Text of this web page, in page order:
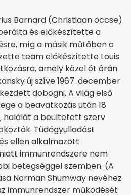
Barnard (Christiaan öccse)
és előkészítette a
míg a másik műtőben a
team előkészítette Louis
amely közel öt órán
új szíve 1967. december
dobogni. A világ első
a beavatkozás után 18
halálát a beültetett szerv
Tüdőgyulladást
ellen alkalmazott
immunrendszere nem
betegséggel szemben. (A
Norman Shumway nevéhez
immunrendszer működését